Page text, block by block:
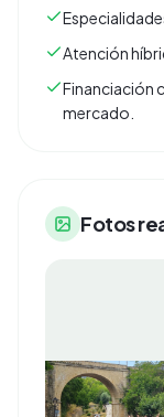
Atención
Financiación
mercado.
Fotos